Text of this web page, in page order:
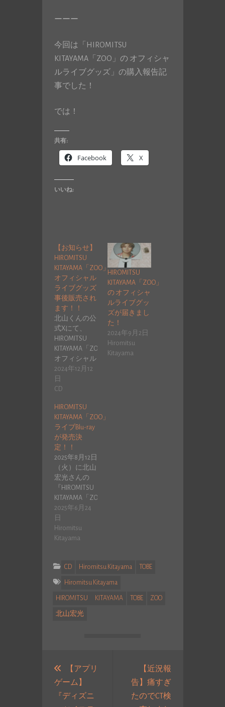
ーーー
今回は「HIROMITSU
KITAYAMA「ZOO」の オフィシャ
ルライブグッズ」の購入報告記
事でした！
では！
共有:
Facebook X
いいね:
【お知らせ】
HIROMITSU
KITAYAMA「ZOO」
オフィシャル
ライブグッズ
事後販売され
ます！！
北山くんの公
式Xにて、
HIROMITSU
KITAYAMA「ZOO」
オフィシャル
ライブグッズ
事後…
2024年12月12
日
CD
HIROMITSU
KITAYAMA「ZOO」
の オフィシャ
ルライブグッ
ズが届きまし
た！
2024年9月2日
Hiromitsu
Kitayama
HIROMITSU
KITAYAMA「ZOO」
ライブBlu-ray
が発売決
定！！
2025年8月12日
（火）に北山
宏光さんの
『HIROMITSU
KITAYAMA「ZOO」
ライブB…
2025年6月24
日
Hiromitsu
Kitayama
CD Hiromitsu Kitayama TOBE
Hiromitsu Kitayama
HIROMITSU KITAYAMA TOBE ZOO
北山宏光
【アプリ
ゲーム】
『ディズニ
【近況報
告】痛すぎ
たのでCT検